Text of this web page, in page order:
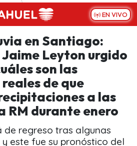
EN VIVO
en Santiago:
Leyton urgido
son las
de que
a las
RM durante enero
de regreso tras algunas
este fue su pronóstico del